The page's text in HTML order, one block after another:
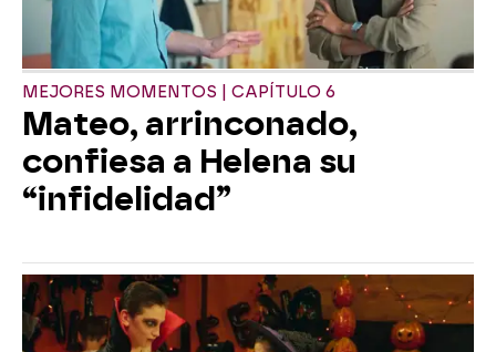
MEJORES MOMENTOS | CAPÍTULO 6
Mateo, arrinconado,
confiesa a Helena su
“infidelidad”